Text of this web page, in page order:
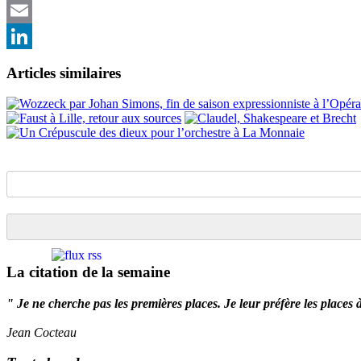
Twitter
Email
Articles similaires
La citation de la semaine
" Je ne cherche pas les premières places. Je leur préfère les places
Jean Cocteau